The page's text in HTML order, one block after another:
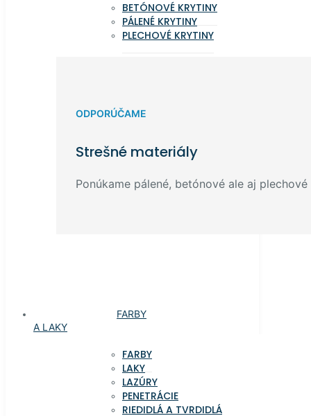
BETÓNOVÉ KRYTINY
PÁLENÉ KRYTINY
PLECHOVÉ KRYTINY
ODPORÚČAME
Strešné materiály
Ponúkame pálené, betónové ale aj
FARBY
A LAKY
FARBY
LAKY
LAZÚRY
PENETRÁCIE
RIEDIDLÁ A TVRDIDLÁ